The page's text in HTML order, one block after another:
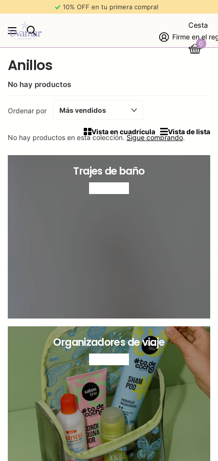
10% OFF en tu primera compra!
Firme en el
Cesta
0
Anillos
No hay productos
Vista en cuadrícula Vista de lista
Ordenar por
No hay productos en esta colección. Sigue comprando.
Trajes de baño
Organizadores de viaje
VER MÁS